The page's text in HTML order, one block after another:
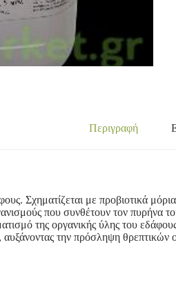
Περιγραφή
Σχηματίζεται με προβιοτικά
που συνθέτουν τον
της οργανικής ύλης του
αυξάνοντας την πρόσληψη θρεπτικών